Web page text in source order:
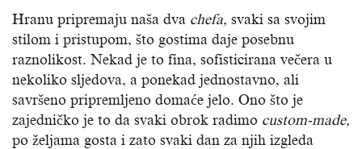
Hranu pripremaju naša dva chefa, svaki sa svojim
stilom i pristupom, što gostima daje posebnu
raznolikost. Nekad je to fina, sofisticirana večera u
nekoliko sljedova, a ponekad jednostavno, ali
savršeno pripremljeno domaće jelo. Ono što je
zajedničko je to da svaki obrok radimo custom-made,
po željama gosta i zato svaki dan za njih izgleda